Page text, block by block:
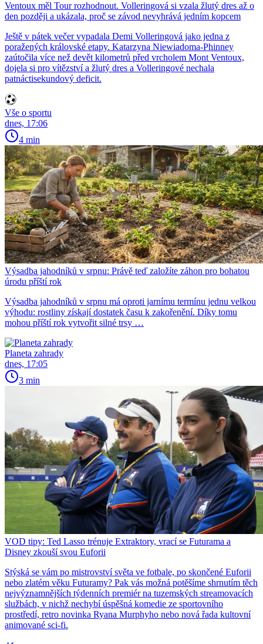
Ventoux měl Tour rozhodnout. Volleringová si vzala žlutý dres až o
den později a ukázala, proč se závod nevyhrává jedním kopcem
Ještě v pátek večer vypadala Demi Volleringová jako jedna z
poražených královské etapy. Katarzyna Niewiadoma-Phinney
zaútočila více než devět kilometrů před vrcholem Mont Ventoux,
dojela si pro vítězství a žlutý dres a Volleringové nechala
patnáctisekundový deficit.
Vše o sportu
dnes, 17:06
4 min
Výsadba jahodníků v srpnu: Právě teď založíte záhon pro bohatou
úrodu příští rok
Výsadba jahodníků v srpnu má oproti jarnímu termínu jednu velkou
výhodu: rostliny získají dostatek času k zakořenění. Díky tomu
mohou příští rok vytvořit silné trsy …
Planeta zahrady
dnes, 17:05
3 min
VOD tipy: Ted Lasso trénuje Extraktory, vrací se Futurama a
Disney zkouší svou Euforii
Stýská se vám po mistrovství světa ve fotbale, po skončené Euforii
nebo zlatém věku Futuramy? Pak vás možná potěšíme shrnutím těch
nejvýznamnějších týdenních premiér na tuzemských streamovacích
službách, v nichž nechybí úspěšná komedie ze sportovního
prostředí, retro novinka Ryana Murphyho nebo nová řada kultovní
animované sci-fi.